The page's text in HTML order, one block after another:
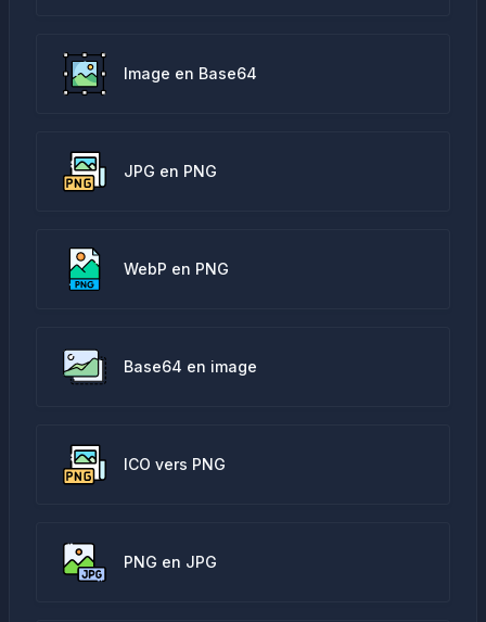
Image en Base64
JPG en PNG
WebP en PNG
Base64 en image
ICO vers PNG
PNG en JPG